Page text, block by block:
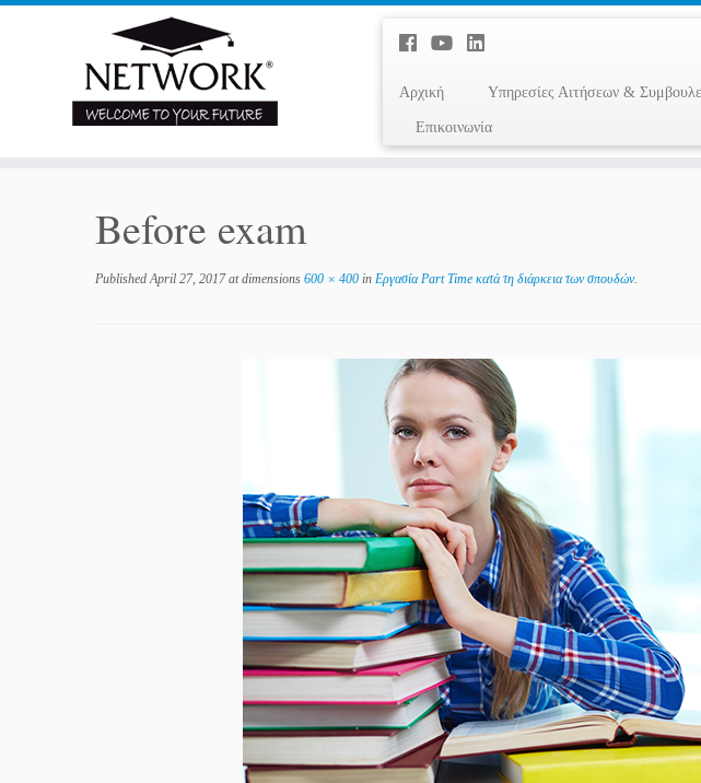
Αρχική Υπηρεσίες Αιτήσεων &
Επικοινωνία
Before exam
Published April 27, 2017at dimensions 600 × 400 in Εργασία Part Time κατά τη διάρκεια των σπουδών.